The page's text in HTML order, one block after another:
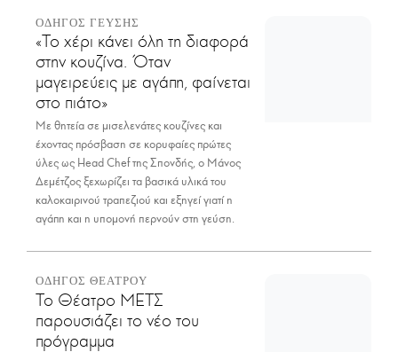
ΟΔΗΓΟΣ ΓΕΥΣΗΣ
«Το χέρι κάνει όλη τη διαφορά
στην κουζίνα. Όταν
μαγειρεύεις με αγάπη, φαίνεται
στο πιάτο»
Με θητεία σε μισελενάτες κουζίνες και
έχοντας πρόσβαση σε κορυφαίες πρώτες
ύλες ως Head Chef της Σπονδής, ο Μάνος
Δεμέτζος ξεχωρίζει τα βασικά υλικά του
καλοκαιρινού τραπεζιού και εξηγεί γιατί η
αγάπη και η υπομονή περνούν στη γεύση.
ΟΔΗΓΟΣ ΘΕΑΤΡΟΥ
Το Θέατρο ΜΕΤΣ
παρουσιάζει το νέο του
πρόγραμμα